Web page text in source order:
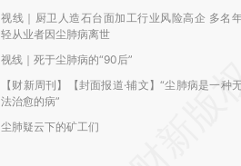
视线｜厨卫人造石台面加工行业风险高企 多名
轻从业者因尘肺病离世
视线｜死于尘肺病的“90后”
【财新周刊】【封面报道·辅文】“尘肺病是一种
法治愈的病”
尘肺疑云下的矿工们